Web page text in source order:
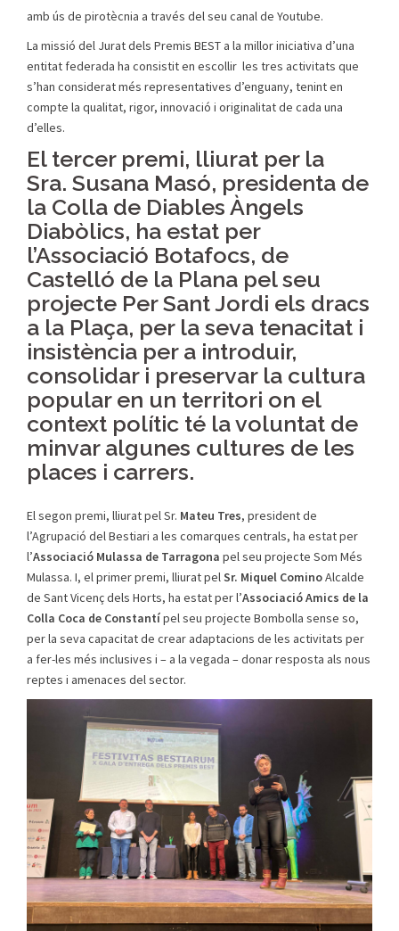
amb ús de pirotècnia a través del seu canal de Youtube.
La missió del Jurat dels Premis BEST a la millor iniciativa d’una
entitat federada ha consistit en escollir les tres activitats que
s’han considerat més representatives d’enguany, tenint en
compte la qualitat, rigor, innovació i originalitat de cada una
d’elles.
El tercer premi, lliurat per la
Sra. Susana Masó, presidenta de
la Colla de Diables Àngels
Diabòlics, ha estat per
l’Associació Botafocs, de
Castelló de la Plana pel seu
projecte Per Sant Jordi els dracs
a la Plaça, per la seva tenacitat i
insistència per a introduir,
consolidar i preservar la cultura
popular en un territori on el
context polític té la voluntat de
minvar algunes cultures de les
places i carrers.
El segon premi, lliurat pel Sr. Mateu Tres, president de
l’Agrupació del Bestiari a les comarques centrals, ha estat per
l’Associació Mulassa de Tarragona pel seu projecte Som Més
Mulassa. I, el primer premi, lliurat pelSr. Miquel CominoAlcalde
de Sant Vicenç dels Horts, ha estat per l’Associació Amics de la
Colla Coca de Constantípel seu projecte Bombolla sense so,
per la seva capacitat de crear adaptacions de les activitats per
a fer-les més inclusives i – a la vegada – donar resposta als nous
reptes i amenaces del sector.